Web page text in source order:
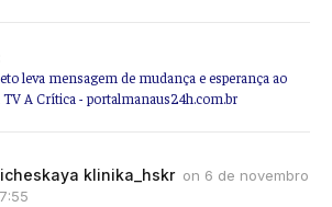
leva mensagem de mudança e esperança ao
TV A Crítica - portalmanaus24h.com.br
klinika_hskr on 6 de novembro